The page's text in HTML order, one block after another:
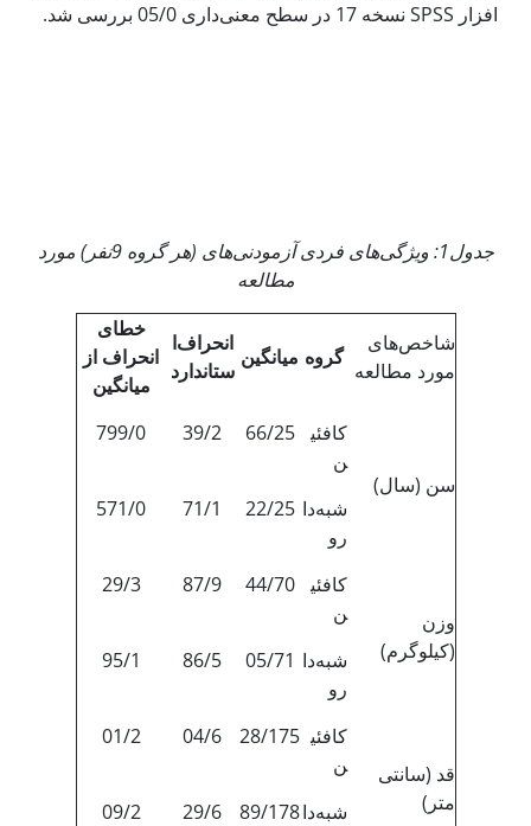
افزار SPSS نسخه 17 در سطح معنی‌داری 05/0 بررسی شد.
جدول1: ویژگی‌های فردی آزمودنی‌های (هر گروه 9نفر) مورد
مطالعه
شاخص‌های
مورد مطالعه
گروه میانگین
انحراف‌ا
ستاندارد
خطای
‌انحراف‌ از
میانگین
سن (سال)
کافئی
ن
66/25
39/2
799/0
شبه‌دا
رو
22/25
71/1
571/0
وزن
(کیلوگرم)
کافئی
ن
44/70
87/9
29/3
شبه‌دا
رو
05/71
86/5
95/1
قد (سانتی
متر)
کافئی
ن
28/175
04/6
01/2
شبه‌دا89/178
29/6
09/2